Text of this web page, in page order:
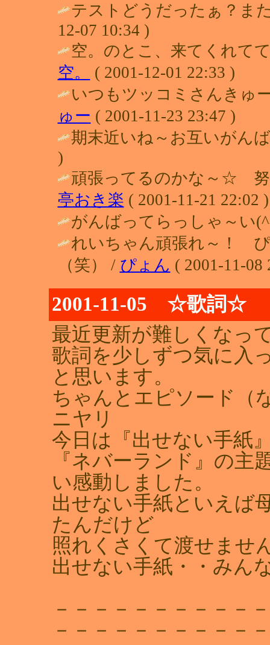
テストどうだったぁ？ま
12-07 10:34 )
空。のとこ、来てくれて
空。
( 2001-12-01 22:33 )
いつもツッコミさんきゅ
ゅー ( 2001-11-23 23:47 )
期末近いね～お互いがん
)
頑張ってるのかな～☆ 努
亭おき楽 ( 2001-11-21 22:02 )
がんばってらっしゃ～い
れいちゃん頑張れ～！
（笑） / ぴょん ( 2001-11-08
2001-11-05 ☆歌詞☆
最近更新が難しくなっ
歌詞を少しずつ気に入
と思います。
ちゃんとエピソード（
ニヤリ
今日は『出せない手紙
『ネバーランド』の主
い感動しました。
出せない手紙といえば
たんだけど
照れくさくて渡せませ
出せない手紙・・みん
－－－－－－－－－－
－－－－－－－－－－